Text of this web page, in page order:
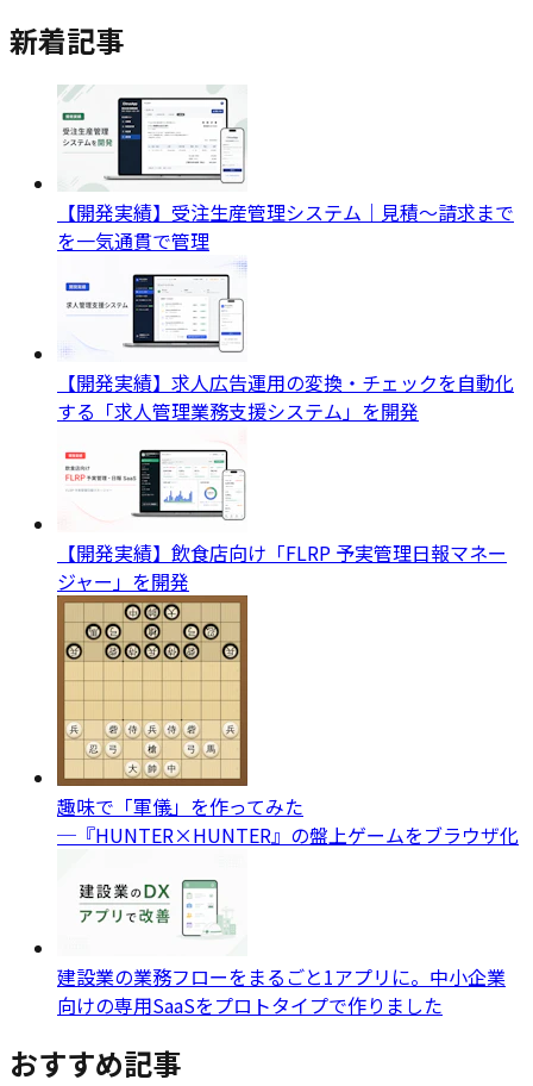
新着記事
【開発実績】受注生産管理システム｜見積〜請求まで
を一気通貫で管理
【開発実績】求人広告運用の変換・チェックを自動化
する「求人管理業務支援システム」を開発
【開発実績】飲食店向け「FLRP 予実管理日報マネー
ジャー」を開発
趣味で「軍儀」を作ってみた
─『HUNTER×HUNTER』の盤上ゲームをブラウザ化
建設業の業務フローをまるごと1アプリに。中小企業
向けの専用SaaSをプロトタイプで作りました
おすすめ記事